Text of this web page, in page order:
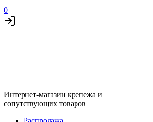
0
Интернет-магазин крепежа и
сопутствующих товаров
Распродажа